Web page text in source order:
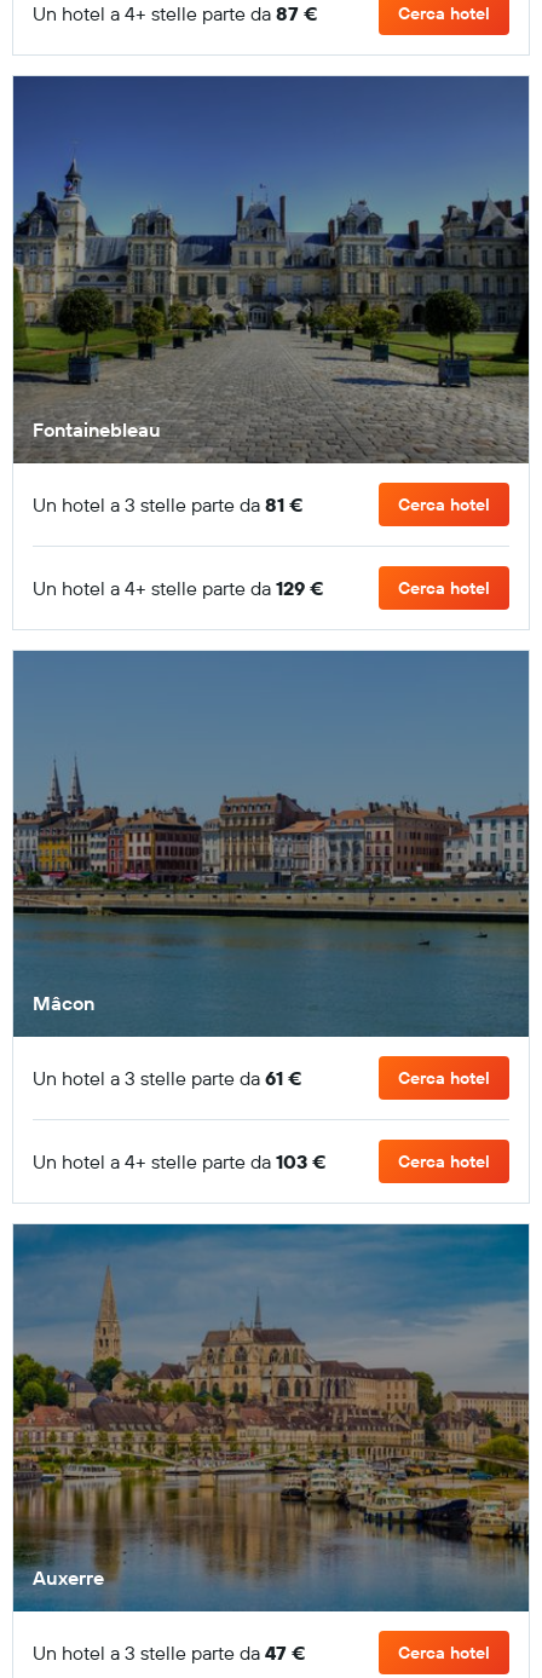
Un hotel a 4+ stelle parte da 87 € Cerca hotel
Fontainebleau
Un hotel a 3 stelle parte da 81 € Cerca hotel
Un hotel a 4+ stelle parte da 129 € Cerca hotel
Mâcon
Un hotel a 3 stelle parte da 61 € Cerca hotel
Un hotel a 4+ stelle parte da 103 € Cerca hotel
Auxerre
Un hotel a 3 stelle parte da 47 € Cerca hotel